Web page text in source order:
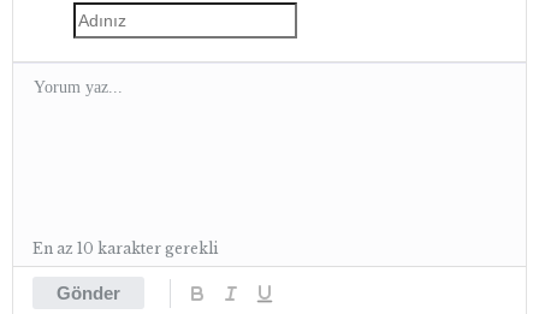
Gönder
En az 10 karakter gerekli